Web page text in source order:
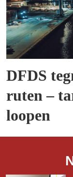
DFDS
ruten –
loopen